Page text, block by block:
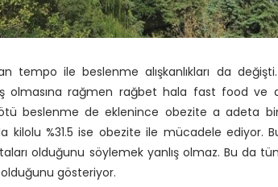
tempo ile beslenme alışkanlıkları da
olmasına rağmen rağbet hala fast food ve
beslenme de eklenince obezite a adeta
kilolu %31.5 ise obezite ile mücadele ediyor.
olduğunu söylemek yanlış olmaz. Bu da
olduğunu gösteriyor.